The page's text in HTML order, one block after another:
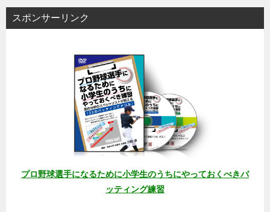
スポンサーリンク
プロ野球選手になるために小学生のうちにやっておくべきバ
ッティング練習